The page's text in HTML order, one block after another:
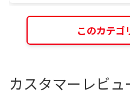
このカテゴ
カスタマーレビュ